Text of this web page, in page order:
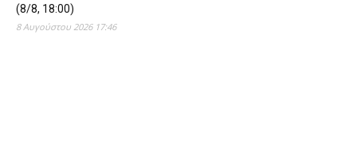
(8/8, 18:00)
8 Αυγούστου 2026 17:46